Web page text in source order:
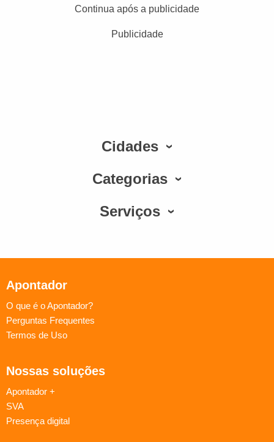
Continua após a publicidade
Publicidade
Cidades
Categorias
Serviços
Apontador
O que é o Apontador?
Perguntas Frequentes
Termos de Uso
Nossas soluções
Apontador +
SVA
Presença digital